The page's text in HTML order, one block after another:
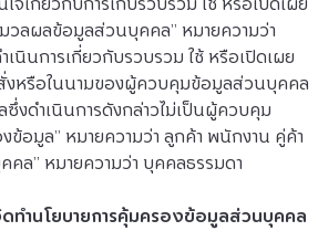
ลผลข้อมูลส่วนบุคคล” หมายความว่า
นการเกี่ยวกับรวบรวม ใช้ หรือเปิดเผย
หรือในนามของผู้ควบคุมข้อมูลส่วนบุคคล
ดำเนินการดังกล่าวไม่เป็นผู้ควบคุม
ข้อมูล” หมายความว่า ลูกค้า พนักงาน คู่ค้า
คล” หมายความว่า บุคคลธรรมดา
ทำนโยบายการคุ้มครองข้อมูลส่วนบุคคล